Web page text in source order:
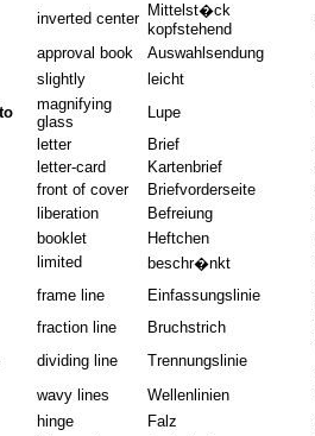
inverted center Mittelst�ck
kopfstehend
approval book Auswahlsendung
slightly leicht
magnifying
glass
Lupe
letter Brief
letter-card Kartenbrief
front of cover Briefvorderseite
liberation Befreiung
booklet Heftchen
limited beschr�nkt
frame line Einfassungslinie
fraction line Bruchstrich
dividing line Trennungslinie
wavy lines Wellenlinien
hinge Falz